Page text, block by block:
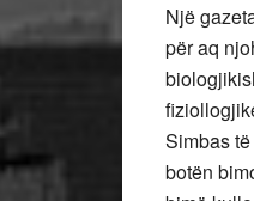
Një
për aq
Simbas
botën